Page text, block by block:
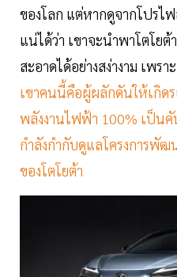
ของโลก แต่หากดูจากโปรไ
แน่ได้ว่า เขาจะนำพาโตโย
สะอาดได้อย่างสง่างาม เพ
เขาคนนี้คือผู้ผลักดันให้เกิด
พลังงานไฟฟ้า 100% เป็นคั
กำลังกำกับดูแลโครงการพัฒ
ของโตโยต้า